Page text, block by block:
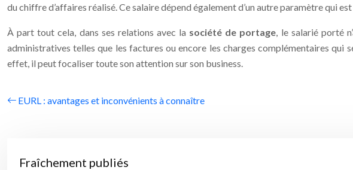
du chiffre d’affaires réalisé. Ce salaire dépend également d’un autre paramètre qui
À part tout cela, dans ses relations avec la société de portage, le salarié porté
administratives telles que les factures ou encore les charges complémentaires
effet, il peut focaliser toute son attention sur son business.
EURL : avantages et inconvénients à connaître
Fraîchement publiés